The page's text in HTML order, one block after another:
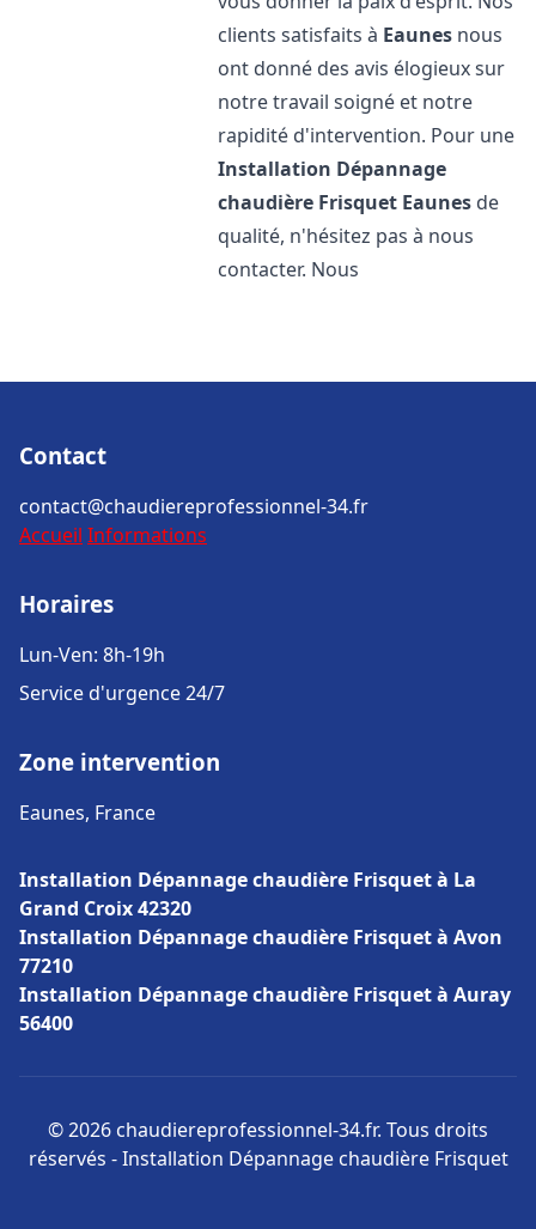
clients satisfaits à Eaunes nous
ont donné des avis élogieux sur
notre travail soigné et notre
rapidité d'intervention. Pour une
Installation Dépannage
chaudière Frisquet Eaunes de
qualité, n'hésitez pas à nous
contacter. Nous
Contact
contact@chaudiereprofessionnel-34.fr
Accueil Informations
Horaires
Lun-Ven: 8h-19h
Service d'urgence 24/7
Zone intervention
Eaunes, France
Installation Dépannage chaudière Frisquet à La
Grand Croix 42320
Installation Dépannage chaudière Frisquet à Avon
77210
Installation Dépannage chaudière Frisquet à Auray
56400
© 2026 chaudiereprofessionnel-34.fr. Tous droits
réservés - Installation Dépannage chaudière Frisquet